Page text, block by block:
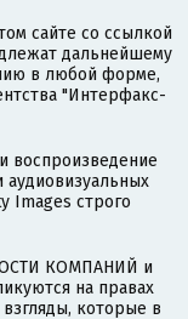
сайте со ссылкой
дальнейшему
в любой форме,
"Интерфакс-
воспроизведение
Images строго
КОМПАНИЙ и
на правах
которые в